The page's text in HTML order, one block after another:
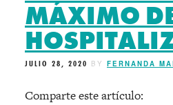
MÁXIMO
JULIO 28, 2020 BY FERNANDA
Comparte este artículo: